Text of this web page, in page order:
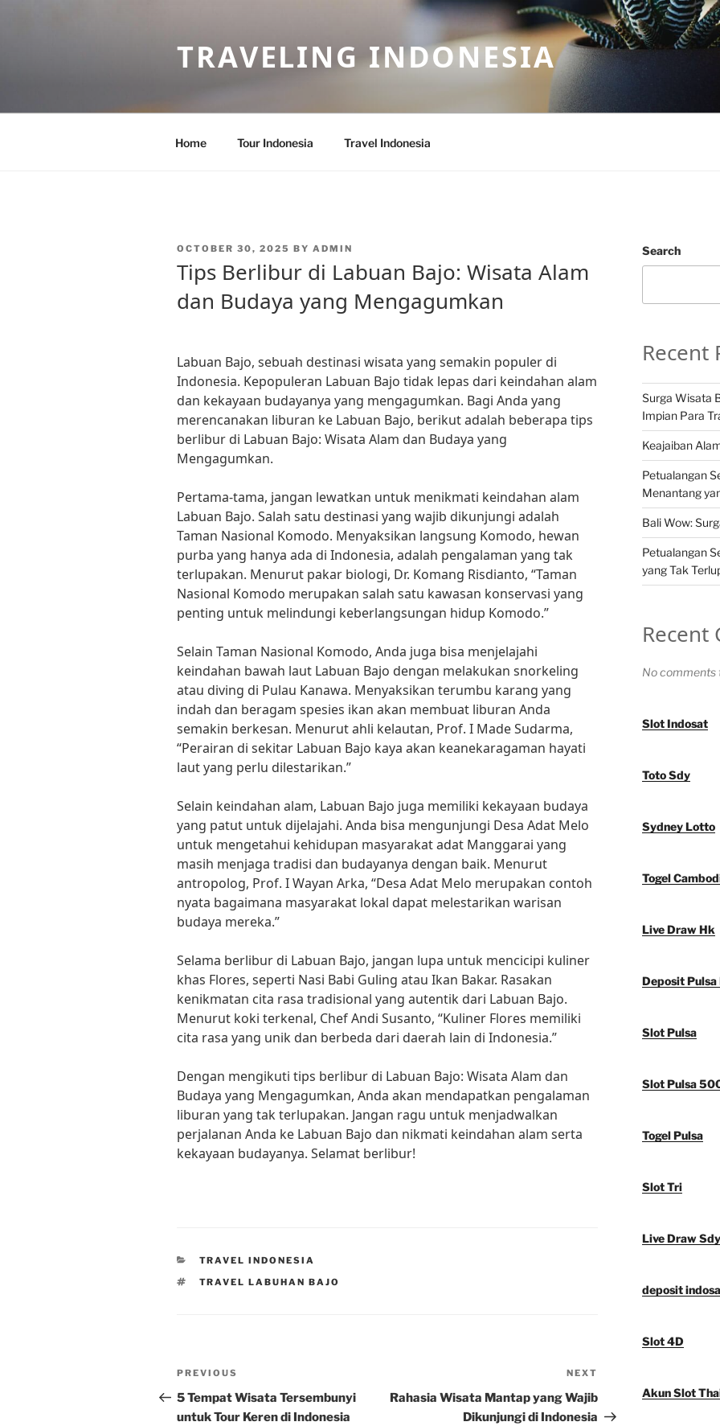
TRAVELING INDONESIA
Home Tour Indonesia Travel Indonesia
POSTED
OCTOBER 30, 2025 BY ADMIN
Tips Berlibur di Labuan Bajo: Wisata Alam
dan Budaya yang Mengagumkan
Labuan Bajo, sebuah destinasi wisata yang semakin populer di
Indonesia. Kepopuleran Labuan Bajo tidak lepas dari keindahan alam
dan kekayaan budayanya yang mengagumkan. Bagi Anda yang
merencanakan liburan ke Labuan Bajo, berikut adalah beberapa tips
berlibur di Labuan Bajo: Wisata Alam dan Budaya yang
Mengagumkan.
Pertama-tama, jangan lewatkan untuk menikmati keindahan alam
Labuan Bajo. Salah satu destinasi yang wajib dikunjungi adalah
Taman Nasional Komodo. Menyaksikan langsung Komodo, hewan
purba yang hanya ada di Indonesia, adalah pengalaman yang tak
terlupakan. Menurut pakar biologi, Dr. Komang Risdianto, “Taman
Nasional Komodo merupakan salah satu kawasan konservasi yang
penting untuk melindungi keberlangsungan hidup Komodo.”
Selain Taman Nasional Komodo, Anda juga bisa menjelajahi
keindahan bawah laut Labuan Bajo dengan melakukan snorkeling
atau diving di Pulau Kanawa. Menyaksikan terumbu karang yang
indah dan beragam spesies ikan akan membuat liburan Anda
semakin berkesan. Menurut ahli kelautan, Prof. I Made Sudarma,
“Perairan di sekitar Labuan Bajo kaya akan keanekaragaman hayati
laut yang perlu dilestarikan.”
Selain keindahan alam, Labuan Bajo juga memiliki kekayaan budaya
yang patut untuk dijelajahi. Anda bisa mengunjungi Desa Adat Melo
untuk mengetahui kehidupan masyarakat adat Manggarai yang
masih menjaga tradisi dan budayanya dengan baik. Menurut
antropolog, Prof. I Wayan Arka, “Desa Adat Melo merupakan contoh
nyata bagaimana masyarakat lokal dapat melestarikan warisan
budaya mereka.”
Selama berlibur di Labuan Bajo, jangan lupa untuk mencicipi kuliner
khas Flores, seperti Nasi Babi Guling atau Ikan Bakar. Rasakan
kenikmatan cita rasa tradisional yang autentik dari Labuan Bajo.
Menurut koki terkenal, Chef Andi Susanto, “Kuliner Flores memiliki
cita rasa yang unik dan berbeda dari daerah lain di Indonesia.”
Dengan mengikuti tips berlibur di Labuan Bajo: Wisata Alam dan
Budaya yang Mengagumkan, Anda akan mendapatkan pengalaman
liburan yang tak terlupakan. Jangan ragu untuk menjadwalkan
perjalanan Anda ke Labuan Bajo dan nikmati keindahan alam serta
kekayaan budayanya. Selamat berlibur!
CATEGORIES
TRAVEL INDONESIA
TAGS
TRAVEL LABUHAN BAJO
Post
navigation
Previous
Post
PREVIOUS
5 Tempat Wisata Tersembunyi
untuk Tour Keren di Indonesia
Post
NEXT
Rahasia Wisata Mantap yang Wajib
Dikunjungi di Indonesia
Search
Recent
Surga Wisata
Impian Para
Keajaiban
Petualangan
Menantang
Bali Wow:
Petualangan
yang Tak
Recent
No comments
Slot Indosat
Toto Sdy
Sydney Lotto
Togel
Live Draw Hk
Deposit Pulsa
Slot Pulsa
Slot Pulsa
Togel Pulsa
Slot Tri
Live Draw Sdy
deposit
Slot 4D
Akun Slot